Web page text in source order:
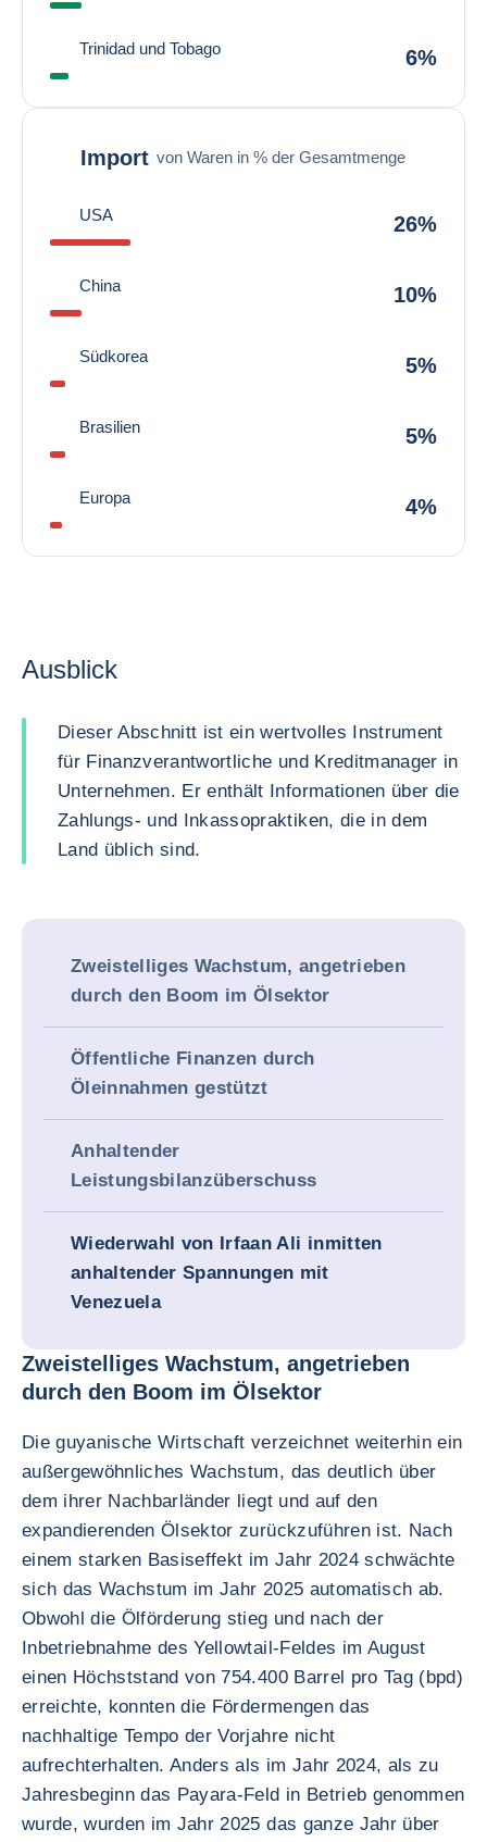
Trinidad und Tobago 6%
Import von Waren in % der Gesamtmenge
USA 26%
China 10%
Südkorea 5%
Brasilien 5%
Europa 4%
Ausblick
Dieser Abschnitt ist ein wertvolles Instrument
für Finanzverantwortliche und Kreditmanager in
Unternehmen. Er enthält Informationen über die
Zahlungs- und Inkassopraktiken, die in dem
Land üblich sind.
Zweistelliges Wachstum, angetrieben
durch den Boom im Ölsektor
Öffentliche Finanzen durch
Öleinnahmen gestützt
Anhaltender
Leistungsbilanzüberschuss
Wiederwahl von Irfaan Ali inmitten
anhaltender Spannungen mit
Venezuela
Zweistelliges Wachstum, angetrieben
durch den Boom im Ölsektor
Die guyanische Wirtschaft verzeichnet weiterhin ein
außergewöhnliches Wachstum, das deutlich über
dem ihrer Nachbarländer liegt und auf den
expandierenden Ölsektor zurückzuführen ist. Nach
einem starken Basiseffekt im Jahr 2024 schwächte
sich das Wachstum im Jahr 2025 automatisch ab.
Obwohl die Ölförderung stieg und nach der
Inbetriebnahme des Yellowtail-Feldes im August
einen Höchststand von 754.400 Barrel pro Tag (bpd)
erreichte, konnten die Fördermengen das
nachhaltige Tempo der Vorjahre nicht
aufrechterhalten. Anders als im Jahr 2024, als zu
Jahresbeginn das Payara-Feld in Betrieb genommen
wurde, wurden im Jahr 2025 das ganze Jahr über